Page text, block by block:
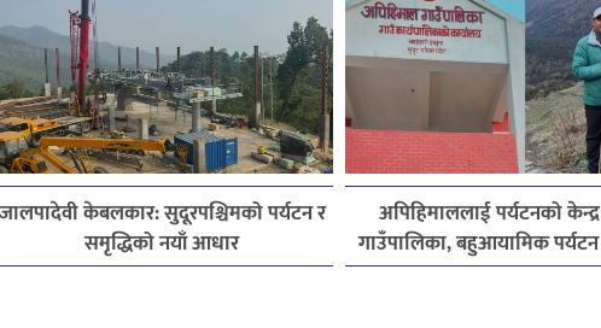
केबलकार: सुदूरपश्चिमको पर्यटन र
समृद्धिको नयाँ आधार
अपिहिमाललाई पर्यटनको
गाउँपालिका, बहुआयामिक
जोड